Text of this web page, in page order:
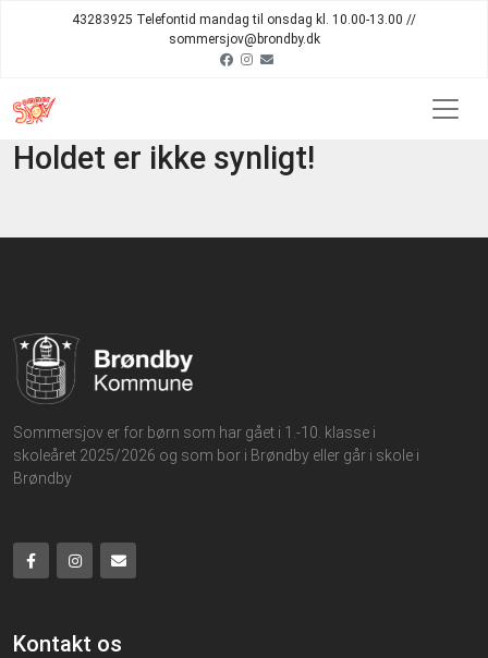
43283925 Telefontid mandag til onsdag kl. 10.00-13.00 //
sommersjov@brondby.dk
Holdet er ikke synligt!
Sommersjov er for børn som har gået i 1.-10. klasse i
skoleåret 2025/2026 og som bor i Brøndby eller går i skole i
Brøndby
Kontakt os